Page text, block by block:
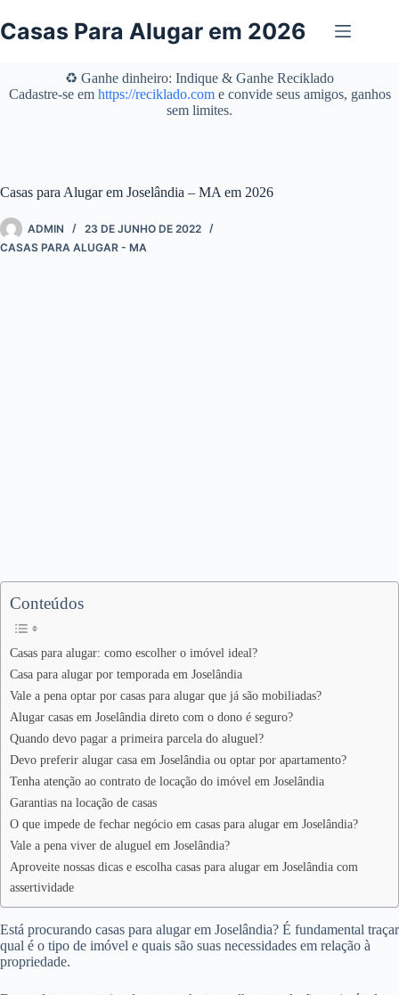
para
oCasas Para Alugar em 2026
♻️ Ganhe dinheiro: Indique & Ganhe Reciklado
Cadastre-se em https://reciklado.come convide seus amigos, ganhos
sem limites.
Casas para Alugar em Joselândia – MA em 2026
ADMIN
23 DE JUNHO DE 2022
CASAS PARA ALUGAR - MA
Conteúdos
Casas para alugar: como escolher o imóvel ideal?
Casa para alugar por temporada em Joselândia
Vale a pena optar por casas para alugar que já são mobiliadas?
Alugar casas em Joselândia direto com o dono é seguro?
Quando devo pagar a primeira parcela do aluguel?
Devo preferir alugar casa em Joselândia ou optar por apartamento?
Tenha atenção ao contrato de locação do imóvel em Joselândia
Garantias na locação de casas
O que impede de fechar negócio em casas para alugar em Joselândia?
Vale a pena viver de aluguel em Joselândia?
Aproveite nossas dicas e escolha casas para alugar em Joselândia com
assertividade
Está procurando casas para alugar em Joselândia? É fundamental traçar
qual é o tipo de imóvel e quais são suas necessidades em relação à
propriedade.